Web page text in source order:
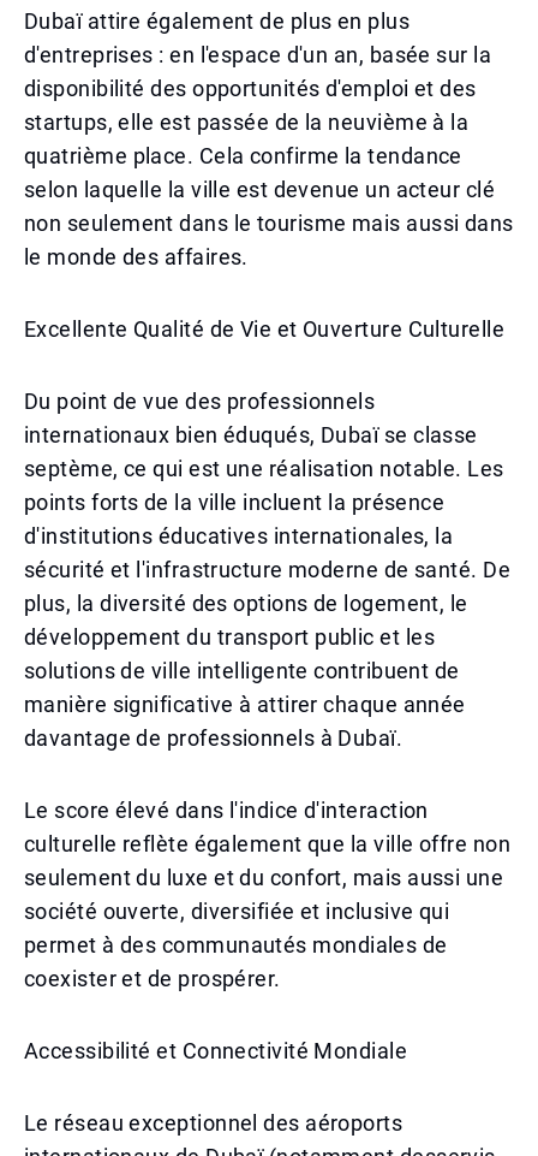
Dubaï attire également de plus en plus
d'entreprises : en l'espace d'un an, basée sur la
disponibilité des opportunités d'emploi et des
startups, elle est passée de la neuvième à la
quatrième place. Cela confirme la tendance
selon laquelle la ville est devenue un acteur clé
non seulement dans le tourisme mais aussi dans
le monde des affaires.
Excellente Qualité de Vie et Ouverture Culturelle
Du point de vue des professionnels
internationaux bien éduqués, Dubaï se classe
septème, ce qui est une réalisation notable. Les
points forts de la ville incluent la présence
d'institutions éducatives internationales, la
sécurité et l'infrastructure moderne de santé. De
plus, la diversité des options de logement, le
développement du transport public et les
solutions de ville intelligente contribuent de
manière significative à attirer chaque année
davantage de professionnels à Dubaï.
Le score élevé dans l'indice d'interaction
culturelle reflète également que la ville offre non
seulement du luxe et du confort, mais aussi une
société ouverte, diversifiée et inclusive qui
permet à des communautés mondiales de
coexister et de prospérer.
Accessibilité et Connectivité Mondiale
Le réseau exceptionnel des aéroports